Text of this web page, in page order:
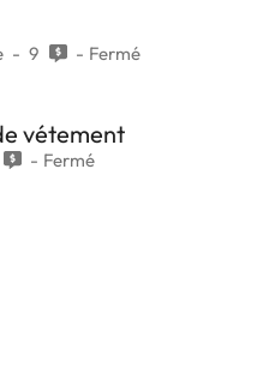
9 Fermé
vétement
Fermé